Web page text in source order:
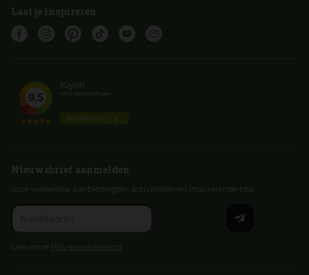
Laat je inspireren
Nieuwsbrief aanmelden
Voor wekelijkse aanbiedingen, activiteiten en inspirerende tips
Lees onze Privacyverklaring